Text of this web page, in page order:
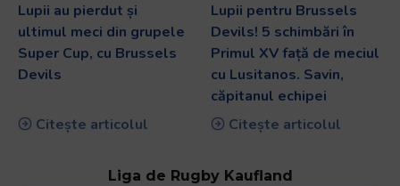
Lupii au pierdut și
ultimul meci din grupele
Super Cup, cu Brussels
Devils
Citește articolul
Lupii pentru Brussels
Devils! 5 schimbări în
Primul XV față de meciul
cu Lusitanos. Savin,
căpitanul echipei
Citește articolul
Liga de Rugby Kaufland